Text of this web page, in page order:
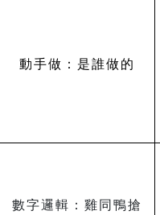
動手做：是誰做的
數字邏輯：雞同鴨搶